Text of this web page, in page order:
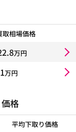
取相場価格
万円
万円
格
平均下取り価格